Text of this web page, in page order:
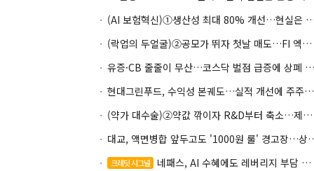
(AI 보험혁신)①생산성 최대 80%
(락업의 두얼굴)②공모가 뛰자 첫날 매도…FI 엑시트 전략 갈렸다
유증·CB 줄줄이 무산…코스닥 벌점 급증에 상폐 압박
현대그린푸드, 수익성 본궤도…실적 개선에 주주환원까지
(약가 대수술)②약값 깎이자 R&D부터 축소…제약업계 비상경영 돌입
대교, 액면병합 앞두고
크레딧 시그널 네패스, AI 수혜에도 레버리지 부담 여전